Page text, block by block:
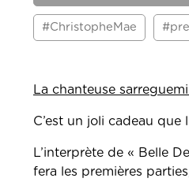
#ChristopheMae
La chanteuse
C’est un joli cadeau
L’interprète de « Belle
fera les premières